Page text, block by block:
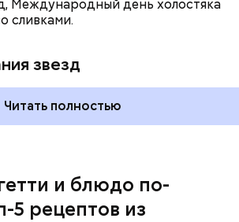
Международный день холостяка
сливками.
звезд
Читать полностью
и блюдо по-
5 рецептов из
предупредила: не для всех дыня
В первую очередь ее стоит
людям: